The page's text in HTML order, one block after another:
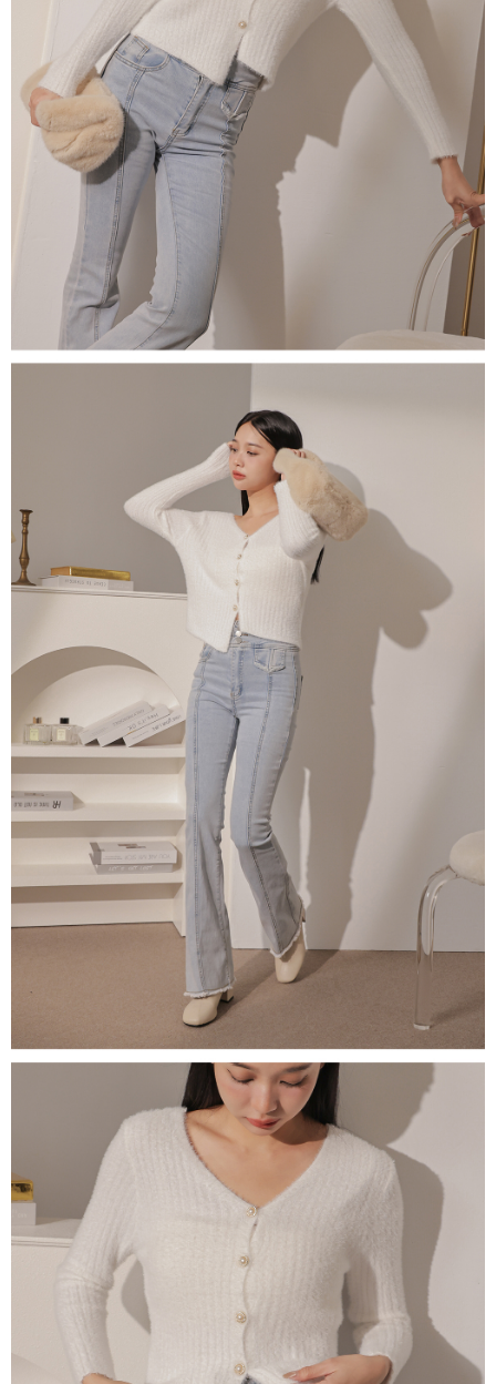
atau pembayaran ansuran akan dipindahkan oleh peniaga kepada
Syarikat, dan pelanggan hendaklah membuat pembayaran mengikut
perjanjian menggunakan sistem bil Syarikat.
Untuk memenuhi hubungan kontrak yang terjalin melalui persetujuan
penggunaan OP Pay Later, peniaga akan memberikan maklumat peribadi
anda (termasuk nama, nombor telefon, atau alamat) kepada Syarikat bagi
tujuan pengumpulan, pemprosesan dan penggunaan data yang
diperlukan untuk pengebilan ansuran, termasuk pengesahan,
pengesahan semula dan pembetulan.
Untuk terma perkhidmatan penuh, sila rujuk pautan berikut:
https://oppay.tw/userRule
" target="_blank" class="link revert-
style">https://oppay.tw/userRule
【Panduan Penggunaan Pembayaran Ansuran Gogo】
1. Perkhidmatan ini disediakan oleh Taiwan Mobile, pengguna telefon
mudah alih boleh segera menggunakan tanpa perlu memohon lagi.
2. Pilihan kaedah pembayaran "Pembayaran Ansuran Gogo", selepas
pesanan ditubuhkan, akan secara automatik dialihkan ke proses
transaksi Gogo, selepas pengesahan nombor telefon, pilih bilangan
ansuran yang diingini, tarikh akhir pembayaran, dan setelah
mengesahkan pembayaran, transaksi akan selesai.
3. Jumlah kelulusan sebenar, bilangan ansuran dan jumlah bayaran
adalah berdasarkan halaman pengesahan transaksi seterusnya.
4. Dalam masa 30 minit selepas pesanan ditubuhkan, jika tidak pergi
untuk mengesahkan transaksi atau jika tidak lulus semakan, pesanan
akan dibatalkan secara automatik. Jika terdapat situasi "pindah untuk
semakan khusus" yang tidak lulus, ini menunjukkan bahawa sistem
penilaian tidak mencukupi, tiada penjelasan mengenai kandungan
penilaian boleh diberikan.
【Penerangan Kaedah Pembayaran】
1. Pembayaran ansuran tidak digabungkan dalam bil telekomunikasi,
"Pembayaran Ansuran Gogo" akan menghantar SMS peringatan
pembayaran selepas tarikh penyelesaian bulanan.
2. Melalui pautan SMS untuk membuka bil, anda boleh memilih untuk
membayar melalui "Kod bar kedai serbaneka / Kedai rasmi Taiwan
Mobile / Pemindahan bank / Pembayaran J街口 / iPASS MONEY" dan
【Nota Penting】
1. Perkhidmatan ini disediakan oleh "Taiwan Mobile Co., Ltd." untuk
membolehkan pengguna membeli produk atau perkhidmatan melalui
perkhidmatan ini semasa transaksi, dan kedai akan menyerahkan hak
tuntutan harga jual/beli ansuran kepada syarikat ini untuk membayar bil
menggunakan bil syarikat ini.
2. Berdasarkan tujuan kontrak persetujuan pembayaran menggunakan
"Pembayaran Ansuran Gogo", kedai akan memberikan maklumat peribadi
anda (termasuk nama, telefon atau alamat) kepada Taiwan Mobile untuk
pengumpulan, pemprosesan dan penggunaan, untuk pengesahan,
semakan dan pembetulan data yang diperlukan untuk bil ansuran oleh
3. Sila baca syarat perkhidmatan pengguna secara lengkap melalui
pautan berikut: https://oppay.tw/userRule
Ketiga, Syarat Perkhidmatan
Perkhidmatan AFTEE Beli Sekarang Bayar Kemudian disediakan oleh NP
Taiwan, Inc. dan AFTEE akan membuat bil kepada pengguna. AFTEE
akan menggunakan data peribadi yang dikumpul (termasuk nama
pembeli, no. telefon, nama penerima, no. telefon, alamat penerima) untuk
penggunaan perkhidmatan. Sila rujuk kepada "Penyata Pengumpulan
Data Peribadi, Pemprosesan, Penggunaan"
(https://aftee.tw/privacypolicy/) untuk maklumat lanjut.
Jumlah yang diperakui untuk pengguna kali pertama yang lulus
kelulusan boleh sehingga NT$10,000. Jika pengguna tidak membuat
pembayaran dalam tempoh tersebut, yuran pembayaran lewat sebanyak
20% setahun akan dikenakan. Pengguna bawah umur dikehendaki
mendapatkan kebenaran daripada ibu bapa atau penjaga yang sah
untuk menggunakan AFTEE.
Sila hubungi NP Taiwan Inc. di
mempunyai sebarang kebimbangan mengenai pemprosesan dan
oleh AFTEE, sila jangan gunakan perkhidmatan ini.
NT$2,500 atau lebih
國家/地區配送 Kadar Penghantaran